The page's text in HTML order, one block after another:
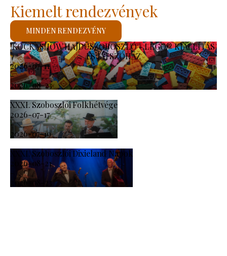
KOCKASHOW HAJDÚSZOBOSZLÓ - LEGO® KIÁLLÍTÁS
ÉS JÁTSZÓHÁZ
2026-07-11
-
2026-08-23
XXXI. Szoboszlói Folkhétvége
2026-07-17
-
2026-07-19
XXXI. Szoboszlói Dixieland Napok
2026-08-21
-
2026-08-23
Kiemelt rendezvények
MINDEN RENDEZVÉNY